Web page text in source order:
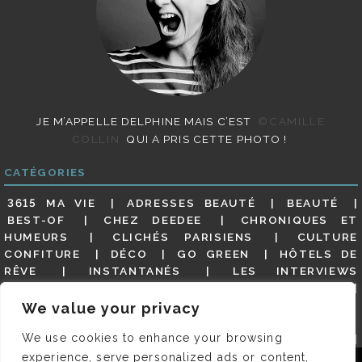
We value your privacy
We use cookies to enhance your browsing
experience, serve personalized ads or content,
JE M’APPELLE DELPHINE MAIS C’EST
©CAMILLE
COLLIN
QUI A PRIS CETTE PHOTO !
CATÉGORIES
3615 MA VIE ADRESSES BEAUTÉ
BEAUTÉ
BEST-OF
CHEZ DEEDEE
CHRONIQUES ET
HUMEURS
CLICHÉS PARISIENS
CULTURE
CONFITURE
DÉCO GO GREEN
HÔTELS DE
RÊVE
INSTANTANÉS
LES INTERVIEWS
MES ADRESSES
MODE NON CLASSÉ
GUIDE
PARIS EN PHOTOS
RESTAURANTS
REVUE DE PRESSE DÉTAILLÉE, SIOU PLAIT